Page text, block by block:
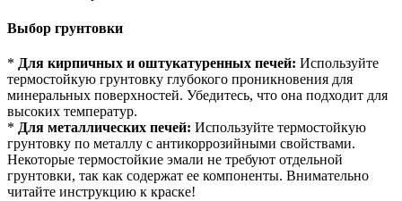
Выбор грунтовки
* Для кирпичных и оштукатуренных печей: Используйте
термостойкую грунтовку глубокого проникновения для
минеральных поверхностей. Убедитесь, что она подходит для
высоких температур.
* Для металлических печей: Используйте термостойкую
грунтовку по металлу с антикоррозийными свойствами.
Некоторые термостойкие эмали не требуют отдельной
грунтовки, так как содержат ее компоненты. Внимательно
читайте инструкцию к краске!